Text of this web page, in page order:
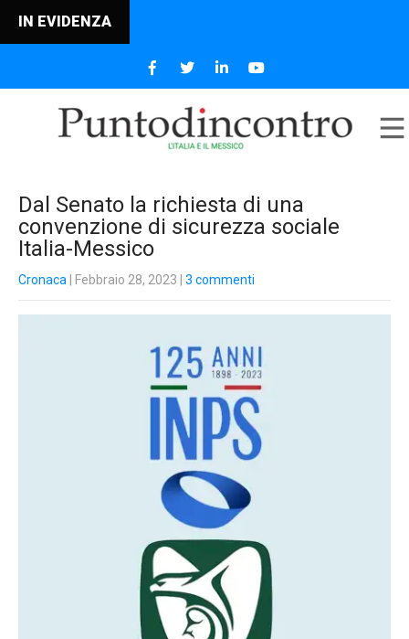
IN EVIDENZA
IL MESSICO
Dal Senato la richiesta di una
convenzione di sicurezza sociale
Italia-Messico
Cronaca | Febbraio 28, 2023 3 commenti